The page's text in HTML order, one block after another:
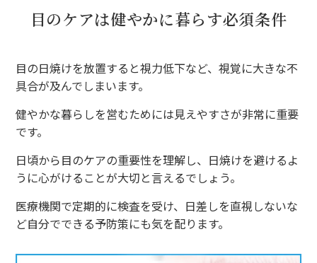
目のケアは健やかに暮らす必須条件
目の日焼けを放置すると視力低下など、視覚に大きな不
具合が及んでしまいます。
健やかな暮らしを営むためには見えやすさが非常に重要
です。
日頃から目のケアの重要性を理解し、日焼けを避けるよ
うに心がけることが大切と言えるでしょう。
医療機関で定期的に検査を受け、日差しを直視しないな
ど自分でできる予防策にも気を配ります。